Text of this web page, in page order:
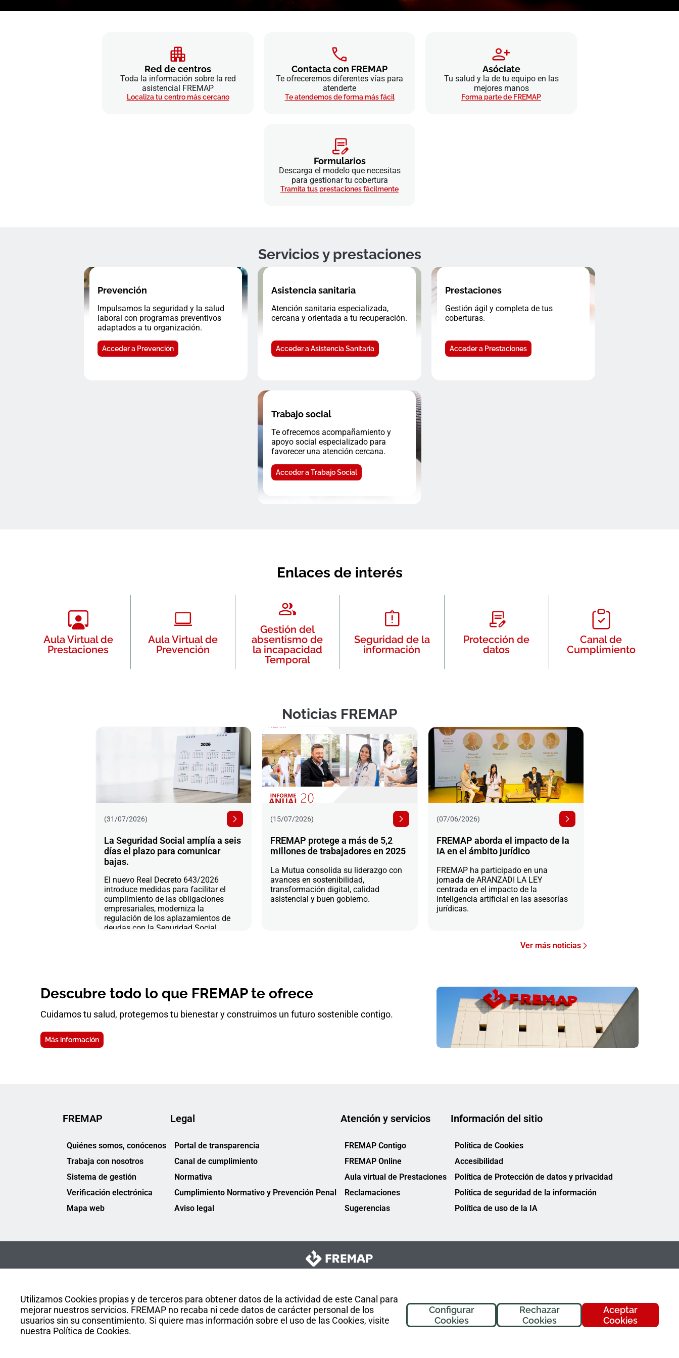
Utilizamos Cookies propias y de terceros para obtener datos de la actividad de este Canal para
mejorar nuestros servicios. FREMAP no recaba ni cede datos de carácter personal de los
usuarios sin su consentimiento. Si quiere mas información sobre el uso de las Cookies, visite
nuestra Política de Cookies.
Aceptar
Cookies
Rechazar
Cookies
Configurar
Cookies
Red de centros
Toda la información sobre la red
asistencial FREMAP
Localiza tu centro más cercano
Contacta con FREMAP
Te ofreceremos diferentes vías para
atenderte
Te atendemos de forma más fácil
Asóciate
Tu salud y la de tu equipo en las
mejores manos
Forma parte de FREMAP
Formularios
Descarga el modelo que necesitas
para gestionar tu cobertura
Tramita tus prestaciones fácilmente
Servicios y prestaciones
Prevención
Impulsamos la seguridad y la salud
laboral con programas preventivos
adaptados a tu organización.
Acceder a Prevención
Asistencia sanitaria
Atención sanitaria especializada,
cercana y orientada a tu recuperación.
Acceder a Asistencia Sanitaria
Prestaciones
Gestión ágil y completa de tus
coberturas.
Acceder a Prestaciones
Trabajo social
Te ofrecemos acompañamiento y
apoyo social especializado para
favorecer una atención cercana.
Acceder a Trabajo Social
Enlaces de interés
Aula Virtual de
Prestaciones
Aula Virtual de
Prevención
Gestión del
absentismo de
la incapacidad
Temporal
Seguridad de la
información
Protección de
datos
Canal de
Cumplimiento
Noticias FREMAP
(31/07/2026)
La Seguridad Social amplía a seis
días el plazo para comunicar
bajas.
El nuevo Real Decreto 643/2026
introduce medidas para facilitar el
cumplimiento de las obligaciones
empresariales, moderniza la
regulación de los aplazamientos de
deudas con la Seguridad Social
(15/07/2026)
FREMAP protege a más de 5,2
millones de trabajadores en 2025
La Mutua consolida su liderazgo con
avances en sostenibilidad,
transformación digital, calidad
asistencial y buen gobierno.
(07/06/2026)
FREMAP aborda el impacto de la
IA en el ámbito jurídico
FREMAP ha participado en una
jornada de ARANZADI LA LEY
centrada en el impacto de la
inteligencia artificial en las asesorías
jurídicas.
Ver más noticias
Descubre todo lo que FREMAP te ofrece
Cuidamos tu salud, protegemos tu bienestar y construimos un futuro sostenible contigo.
Más información
¡Hola! Soy
, tu asistente de
FREMAP. ¿En qué puedo ayudarte
hoy?
FREMAP
Quiénes somos, conócenos
Trabaja con nosotros
Sistema de gestión
Verificación electrónica
Mapa web
Legal
Portal de transparencia
Canal de cumplimiento
Normativa
Cumplimiento Normativo y Prevención Penal
Aviso legal
Atención y servicios
FREMAP Contigo
FREMAP Online
Aula virtual de Prestaciones
Reclamaciones
Sugerencias
Información del sitio
Política de Cookies
Accesibilidad
Política de Protección de datos y privacidad
Política de seguridad de la información
Política de uso de la IA